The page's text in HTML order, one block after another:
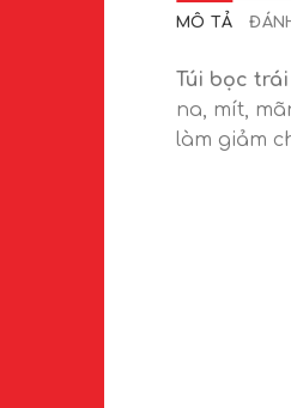
MÔ TẢ
Túi bọc
na, mít,
làm giảm